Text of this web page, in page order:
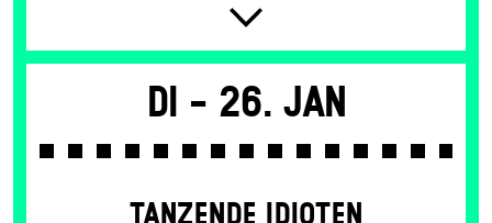
Di - 26. Jan
TANZENDE IDIOTEN